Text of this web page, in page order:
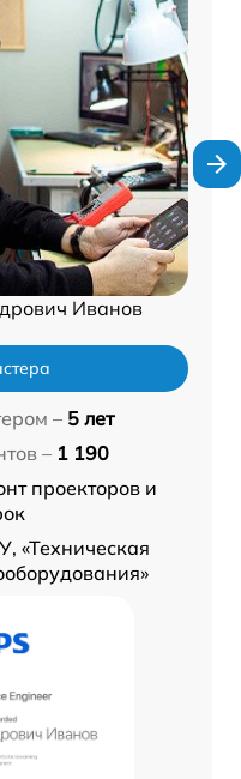
Иванов
– 5 лет
– 1 190
проекторов и
«Техническая